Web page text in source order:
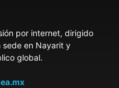
por internet, dirigido
sede en Nayarit y
global.